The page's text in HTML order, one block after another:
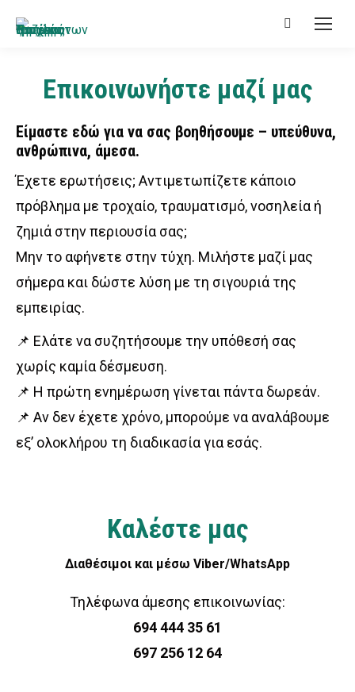
Search:
Επικοινωνήστε μαζί μας
Είμαστε εδώ για να σας βοηθήσουμε – υπεύθυνα,
ανθρώπινα, άμεσα.
Έχετε ερωτήσεις; Αντιμετωπίζετε κάποιο
πρόβλημα με τροχαίο, τραυματισμό, νοσηλεία ή
ζημιά στην περιουσία σας;
Μην το αφήνετε στην τύχη. Μιλήστε μαζί μας
σήμερα και δώστε λύση με τη σιγουριά της
εμπειρίας.
📌 Ελάτε να συζητήσουμε την υπόθεσή σας
χωρίς καμία δέσμευση.
📌 Η πρώτη ενημέρωση γίνεται πάντα δωρεάν.
📌 Αν δεν έχετε χρόνο, μπορούμε να αναλάβουμε
εξ’ ολοκλήρου τη διαδικασία για εσάς.
Καλέστε μας
Διαθέσιμοι και μέσω Viber/WhatsApp
Τηλέφωνα άμεσης επικοινωνίας:
694 444 35 61
697 256 12 64